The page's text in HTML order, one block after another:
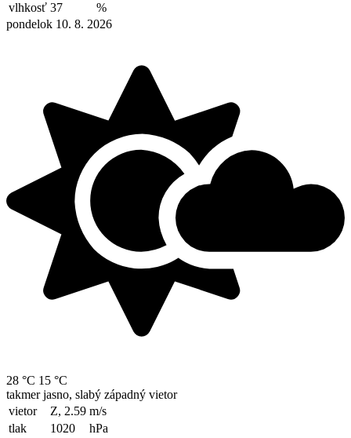
vlhkosť 37
%
pondelok 10. 8. 2026
28 °C 15 °C
takmer jasno, slabý západný vietor
vietor
Z, 2.59 m/s
tlak
1020
hPa